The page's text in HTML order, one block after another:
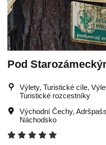
Pod
Výlety, Turistické cíle,
Turistické rozcestníky
Východní Čechy,
Náchodsko